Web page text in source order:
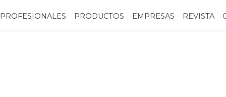
PROFESIONALES PRODUCTOS EMPRESAS REVISTA